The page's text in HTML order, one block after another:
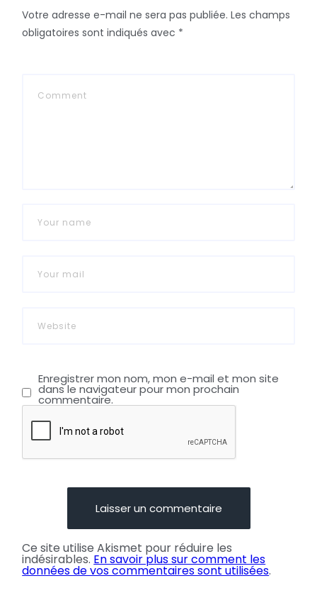
Votre adresse e-mail ne sera pas publiée. Les champs
obligatoires sont indiqués avec *
Enregistrer mon nom, mon e-mail et mon site
dans le navigateur pour mon prochain
commentaire.
Ce site utilise Akismet pour réduire les
indésirables. En savoir plus sur comment les
données de vos commentaires sont utilisées.